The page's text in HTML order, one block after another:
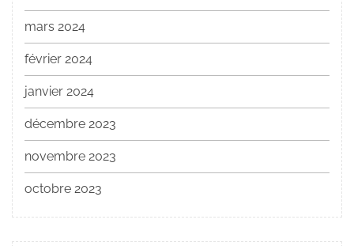
mars 2024
février 2024
janvier 2024
décembre 2023
novembre 2023
octobre 2023